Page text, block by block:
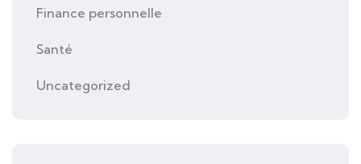
Finance personnelle
Santé
Uncategorized